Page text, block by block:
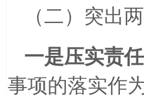
（二）突出
一是压实责
事项的落实作